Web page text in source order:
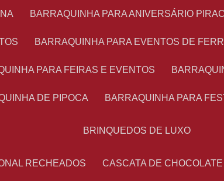
BARRAQUINHA PARA ANIVERSÁRIO
BARRAQUINHA PARA EVENTOS DE
PARA FEIRAS E EVENTOS
DE PIPOCA BARRAQUINHA PARA
BRINQUEDOS DE LUXO
RECHEADOS CASCATA DE CHOCOLATE